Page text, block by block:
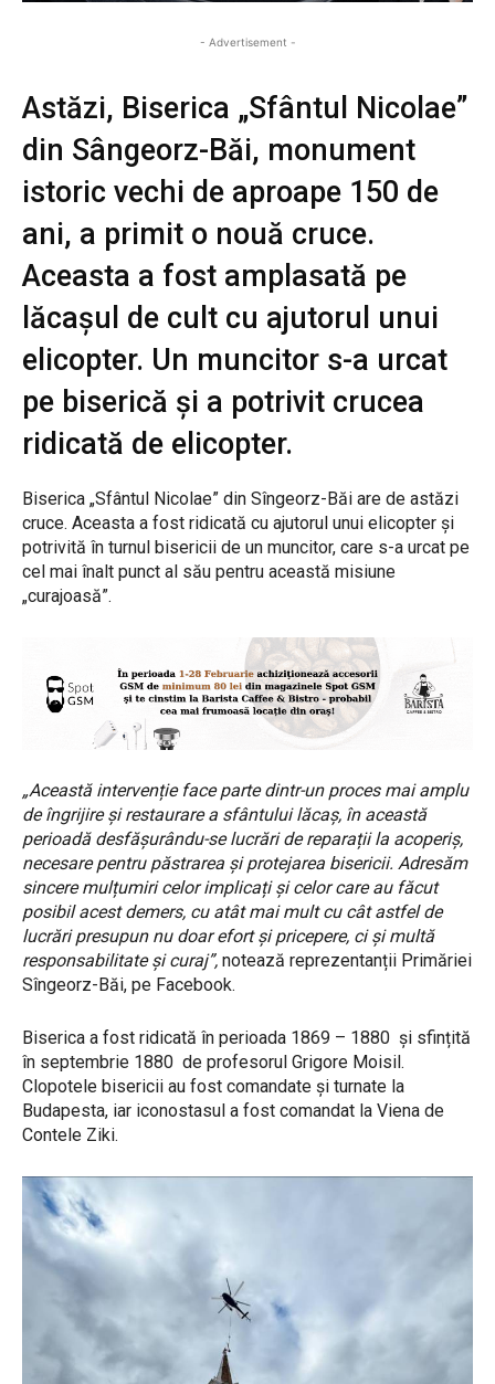
- Advertisement -
Astăzi, Biserica „Sfântul Nicolae”
din Sângeorz-Băi, monument
istoric vechi de aproape 150 de
ani, a primit o nouă cruce.
Aceasta a fost amplasată pe
lăcașul de cult cu ajutorul unui
elicopter. Un muncitor s-a urcat
pe biserică și a potrivit crucea
ridicată de elicopter.
Biserica „Sfântul Nicolae” din Sîngeorz-Băi are de astăzi
cruce. Aceasta a fost ridicată cu ajutorul unui elicopter și
potrivită în turnul bisericii de un muncitor, care s-a urcat pe
cel mai înalt punct al său pentru această misiune
„curajoasă”.
„Această intervenție face parte dintr-un proces mai amplu
de îngrijire și restaurare a sfântului lăcaș, în această
perioadă desfășurându-se lucrări de reparații la acoperiș,
necesare pentru păstrarea și protejarea bisericii. Adresăm
sincere mulțumiri celor implicați și celor care au făcut
posibil acest demers, cu atât mai mult cu cât astfel de
lucrări presupun nu doar efort și pricepere, ci și multă
responsabilitate și curaj”, notează reprezentanții Primăriei
Sîngeorz-Băi, pe Facebook.
Biserica a fost ridicată în perioada 1869 – 1880 și sfințită
în septembrie 1880 de profesorul Grigore Moisil.
Clopotele bisericii au fost comandate și turnate la
Budapesta, iar iconostasul a fost comandat la Viena de
Contele Ziki.